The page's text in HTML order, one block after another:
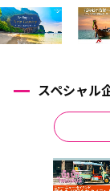
スペシャル